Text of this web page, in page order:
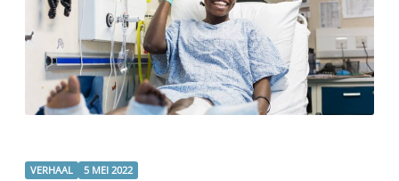
VERHAAL 5 MEI 2022